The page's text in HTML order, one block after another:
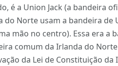
é a Union Jack (a bandeira
Norte usam a bandeira de
mão no centro). Essa era a
comum da Irlanda do Norte
da Lei de Constituição da